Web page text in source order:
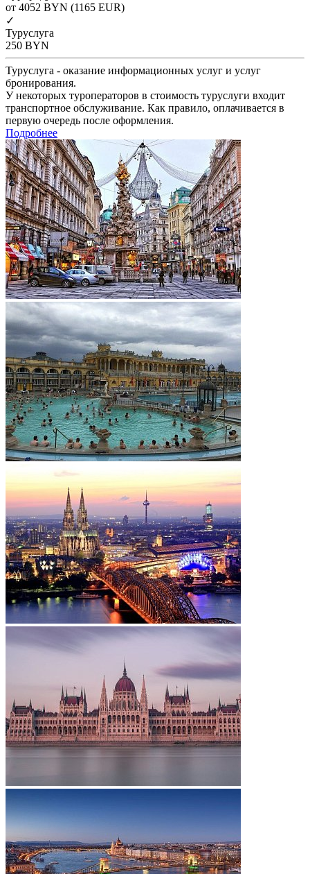
от 4052 BYN (1165 EUR)
✓
Туруслуга
250 BYN
Туруслуга - оказание информационных услуг и услуг
бронирования.
У некоторых туроператоров в стоимость туруслуги входит
транспортное обслуживание. Как правило, оплачивается в
первую очередь после оформления.
Подробнее